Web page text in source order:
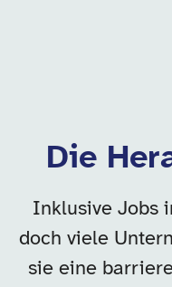
Die
Inklusive Jobs
doch viele
sie eine